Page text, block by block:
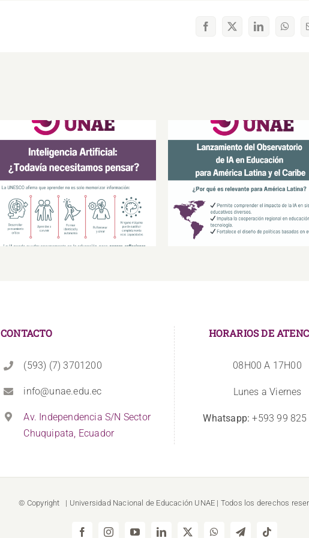
Facebook
X LinkedIn
Educación guiada por la
evidencia
Educación guiada por la
evidencia
CONTACTO
(593) (7) 3701200
info@unae.edu.ec
Av. Independencia S/N Sector
Chuquipata, Ecuador
HORARIOS DE
08H00 A 17H00
Lunes a Viernes
Whatsapp: +593 99 825
© Copyright | Universidad Nacional de Educación UNAE | Todos los derechos
FacebookInstagramYouTubeLinkedIn
X WhatsAppTelegramTiktok